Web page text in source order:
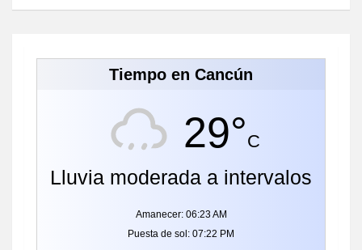
Tiempo en Cancún
29°C
Lluvia moderada a intervalos
Amanecer: 06:23 AM
Puesta de sol: 07:22 PM